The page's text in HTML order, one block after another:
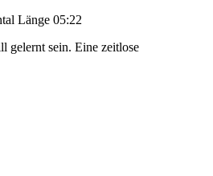
Länge 05:22
gelernt sein. Eine zeitlose